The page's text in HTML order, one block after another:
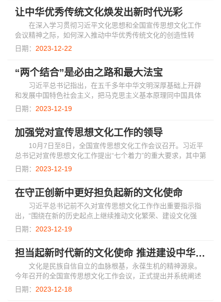
让中华优秀传统文化焕发出新时代光彩
在深入学习贯彻习近平文化思想和全国宣传思想文化工作
会议精神之际，如何深入推动中华优秀传统文化的创造性转
化、创新性发展，推动山东在文化传承发展上走在前、开新
日期： 2023-12-22
“两个结合”是必由之路和最大法宝
习近平总书记指出，在五千多年中华文明深厚基础上开辟
和发展中国特色社会主义，把马克思主义基本原理同中国具体
实际、同中华优秀传统文化相结合是必由之路。这是我们在探
日期： 2023-12-19
加强党对宣传思想文化工作的领导
10月7日至8日，全国宣传思想文化工作会议召开。习近平
总书记对宣传思想文化工作提出“七个着力”的重大要求，其中第
一点就是“着力加强党对宣传思想文化工作的领导”。坚持党对宣
日期： 2023-12-19
在守正创新中更好担负起新的文化使命
习近平总书记前不久对宣传思想文化工作作出重要指示指
出，“围绕在新的历史起点上继续推动文化繁荣、建设文化强
国、建设中华民族现代文明这一新的文化使命，坚定文化自
日期： 2023-12-19
担当起新时代新的文化使命 推进建设中华民族现代文明的济南实践
文化是民族自信自立的血脉根基，永葆生机的精神源泉。
今年召开的全国宣传思想文化工作会议，正式提出并系统阐述
了习近平文化思想，为强国建设、民族复兴注入强大精神力
日期： 2023-12-18